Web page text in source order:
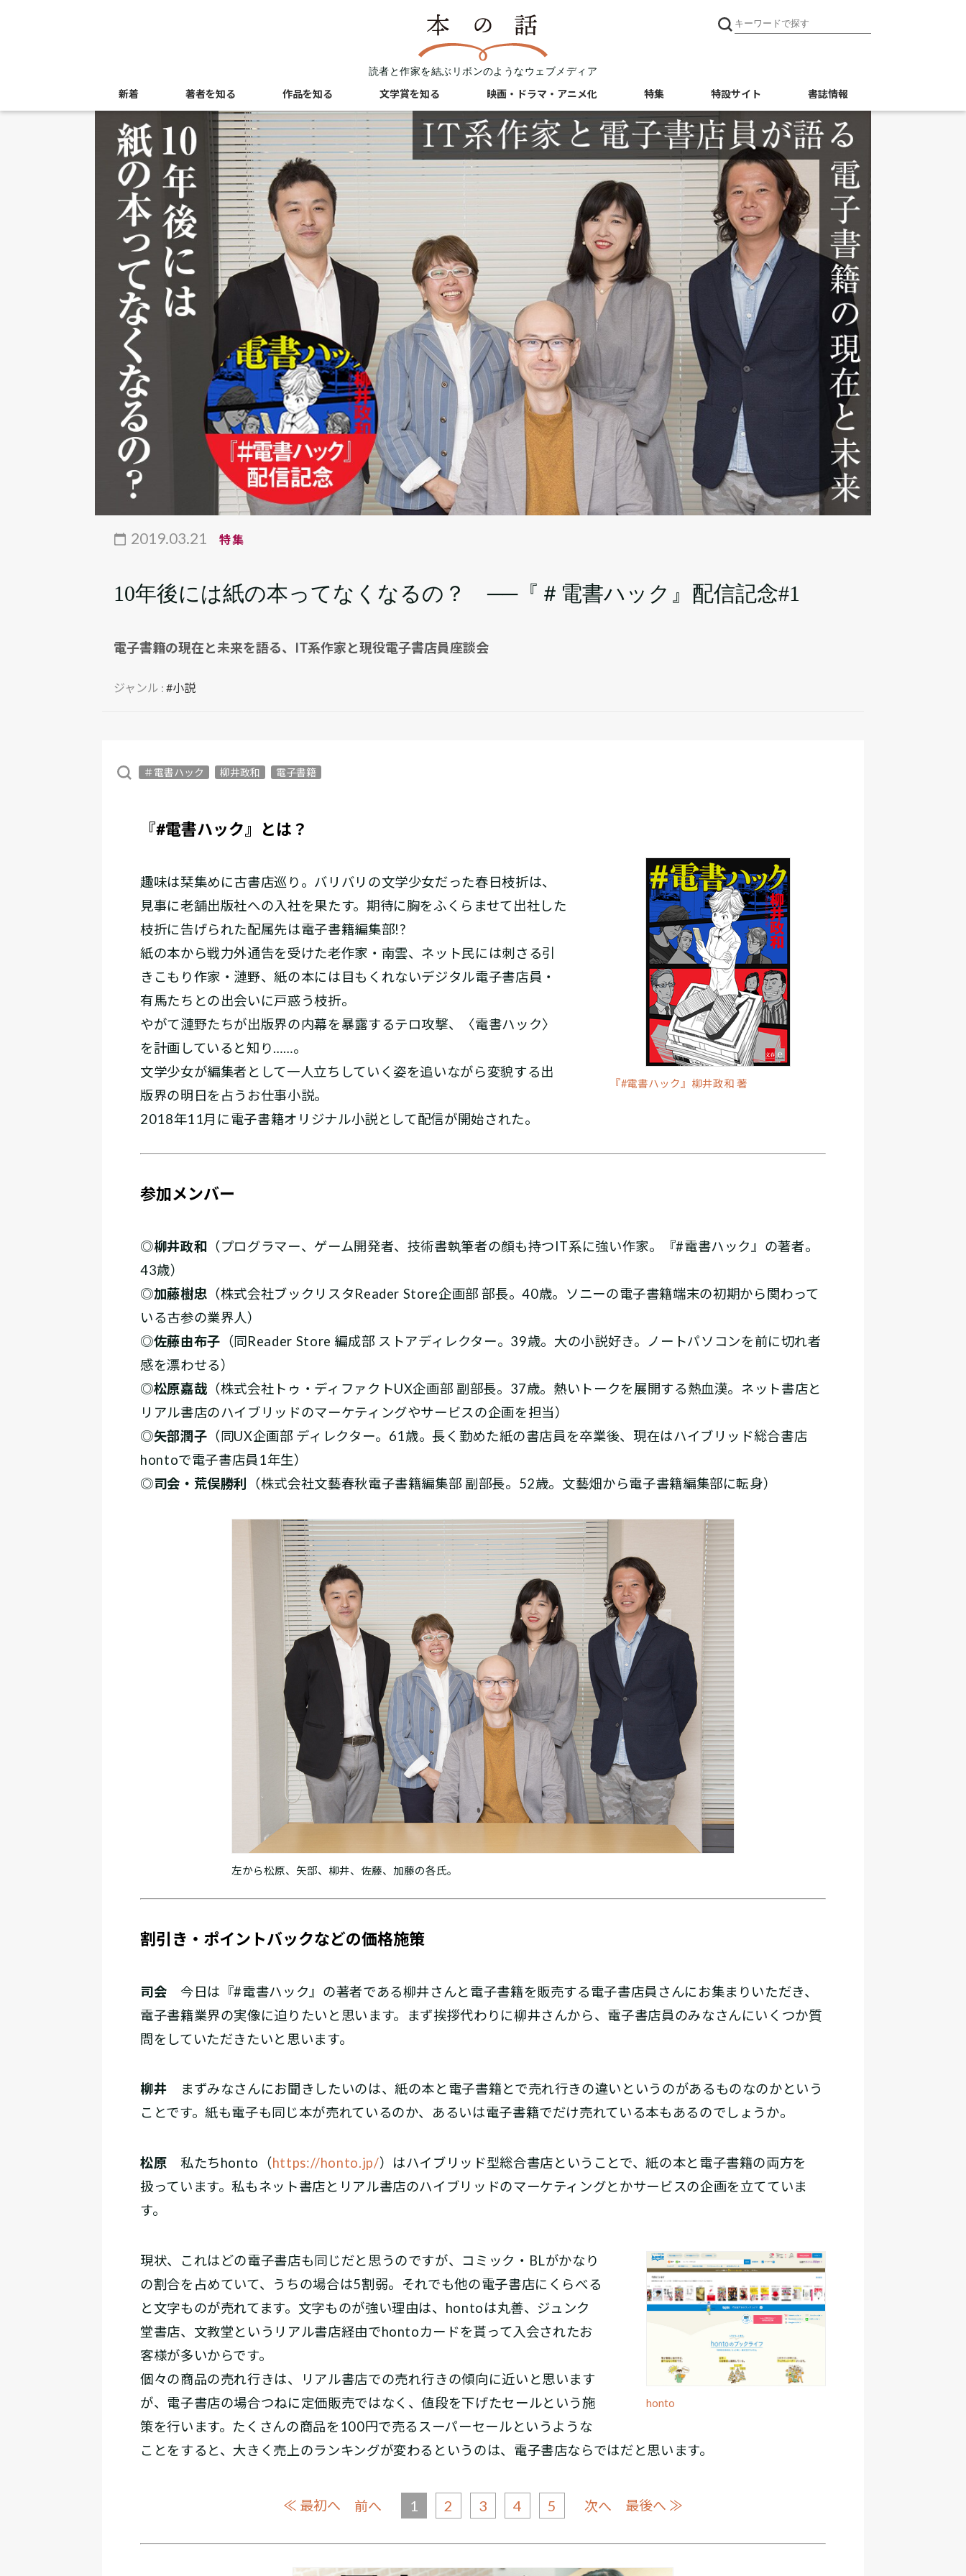
読者と作家を結ぶリボンのようなウェブメディア
新着 著者を知る 作品を知る 文学賞を知る 映画・ドラマ・アニメ化 特集 特設サイト 書誌情報
2019.03.21 特集
10年後には紙の本ってなくなるの？ ──『＃電書ハック』配信記念#1
電子書籍の現在と未来を語る、IT系作家と現役電子書店員座談会
ジャンル : #小説
＃電書ハック 柳井政和 電子書籍
『#電書ハック』とは？
『#電書ハック』柳井政和 著
趣味は栞集めに古書店巡り。バリバリの文学少女だった春日枝折は、
見事に老舗出版社への入社を果たす。期待に胸をふくらませて出社した
枝折に告げられた配属先は電子書籍編集部!?
紙の本から戦力外通告を受けた老作家・南雲、ネット民には刺さる引
きこもり作家・漣野、紙の本には目もくれないデジタル電子書店員・
有馬たちとの出会いに戸惑う枝折。
やがて漣野たちが出版界の内幕を暴露するテロ攻撃、〈電書ハック〉
を計画していると知り……。
文学少女が編集者として一人立ちしていく姿を追いながら変貌する出
版界の明日を占うお仕事小説。
2018年11月に電子書籍オリジナル小説として配信が開始された。
参加メンバー
◎柳井政和 （プログラマー、ゲーム開発者、技術書執筆者の顔も持つIT系に強い作家。『#電書ハック』の著者。
43歳）
◎加藤樹忠 （株式会社ブックリスタReader Store企画部 部長。40歳。ソニーの電子書籍端末の初期から関わって
いる古参の業界人）
◎佐藤由布子 （同Reader Store 編成部 ストアディレクター。39歳。大の小説好き。ノートパソコンを前に切れ者
感を漂わせる）
◎松原嘉哉 （株式会社トゥ・ディファクトUX企画部 副部長。37歳。熱いトークを展開する熱血漢。ネット書店と
リアル書店のハイブリッドのマーケティングやサービスの企画を担当）
◎矢部潤子 （同UX企画部 ディレクター。61歳。長く勤めた紙の書店員を卒業後、現在はハイブリッド総合書店
hontoで電子書店員1年生）
◎司会・荒俣勝利 （株式会社文藝春秋電子書籍編集部 副部長。52歳。文藝畑から電子書籍編集部に転身）
左から松原、矢部、柳井、佐藤、加藤の各氏。
割引き・ポイントバックなどの価格施策
司会 今日は『#電書ハック』の著者である柳井さんと電子書籍を販売する電子書店員さんにお集まりいただき、
電子書籍業界の実像に迫りたいと思います。まず挨拶代わりに柳井さんから、電子書店員のみなさんにいくつか質
問をしていただきたいと思います。
柳井 まずみなさんにお聞きしたいのは、紙の本と電子書籍とで売れ行きの違いというのがあるものなのかという
ことです。紙も電子も同じ本が売れているのか、あるいは電子書籍でだけ売れている本もあるのでしょうか。
松原 私たちhonto（https://honto.jp/）はハイブリッド型総合書店ということで、紙の本と電子書籍の両方を
扱っています。私もネット書店とリアル書店のハイブリッドのマーケティングとかサービスの企画を立てていま
す。
honto
現状、これはどの電子書店も同じだと思うのですが、コミック・BLがかなり
の割合を占めていて、うちの場合は5割弱。それでも他の電子書店にくらべる
と文字ものが売れてます。文字ものが強い理由は、hontoは丸善、ジュンク
堂書店、文教堂というリアル書店経由でhontoカードを貰って入会されたお
客様が多いからです。
個々の商品の売れ行きは、リアル書店での売れ行きの傾向に近いと思います
が、電子書店の場合つねに定価販売ではなく、値段を下げたセールという施
策を行います。たくさんの商品を100円で売るスーパーセールというような
ことをすると、大きく売上のランキングが変わるというのは、電子書店ならではだと思います。
≪ 最初へ 前へ 1 2 3 4 5 次へ 最後へ ≫